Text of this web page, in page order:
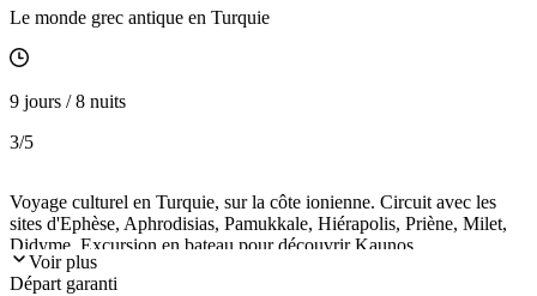
Le monde grec antique en Turquie
9 jours / 8 nuits
3/5
Voyage culturel en Turquie, sur la côte ionienne. Circuit avec les
sites d'Ephèse, Aphrodisias, Pamukkale, Hiérapolis, Priène, Milet,
Didyme. Excursion en bateau pour découvrir Kaunos.
Voir plus
Départ garanti